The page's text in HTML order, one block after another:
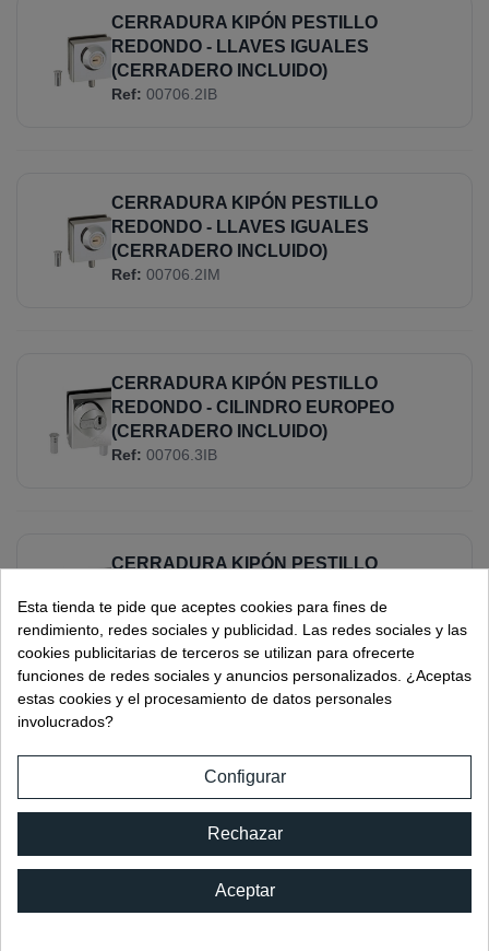
CERRADURA KIPÓN PESTILLO
REDONDO - LLAVES IGUALES
(CERRADERO INCLUIDO)
Ref: 00706.2IB
CERRADURA KIPÓN PESTILLO
REDONDO - LLAVES IGUALES
(CERRADERO INCLUIDO)
Ref: 00706.2IM
CERRADURA KIPÓN PESTILLO
REDONDO - CILINDRO EUROPEO
(CERRADERO INCLUIDO)
Ref: 00706.3IB
CERRADURA KIPÓN PESTILLO
(CERRADERO INCLUIDO)
Ref:00706.3IM
REDONDO - CILINDRO EUROPEO -
LLAVES IGUALES (CERRADERO
INCLUIDO)
00706.4IB
Esta tienda te pide que aceptes cookies para fines de
rendimiento, redes sociales y publicidad. Las redes sociales y las
cookies publicitarias de terceros se utilizan para ofrecerte
funciones de redes sociales y anuncios personalizados. ¿Aceptas
estas cookies y el procesamiento de datos personales
involucrados?
Configurar
Rechazar
Aceptar